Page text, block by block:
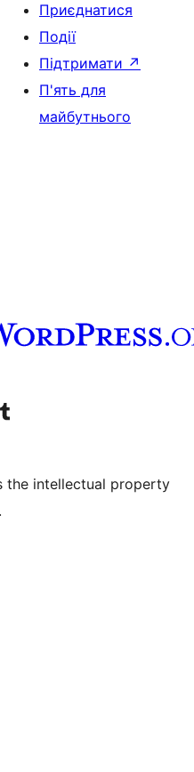
Приєднатися
Події
Підтримати ↗
П'ять для
майбутнього
channel
Visit our Tumblr account
the intellectual property